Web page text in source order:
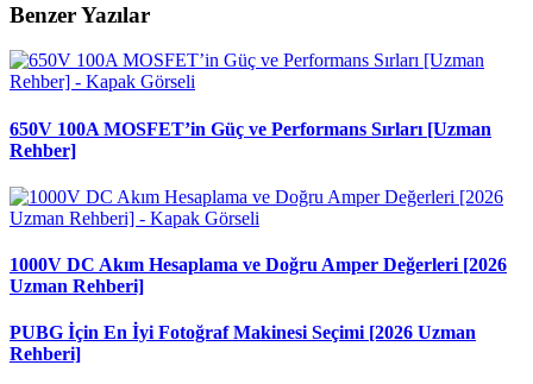
Benzer Yazılar
650V 100A MOSFET’in Güç ve Performans Sırları [Uzman
Rehber]
1000V DC Akım Hesaplama ve Doğru Amper Değerleri [2026
Uzman Rehberi]
PUBG İçin En İyi Fotoğraf Makinesi Seçimi [2026 Uzman
Rehberi]